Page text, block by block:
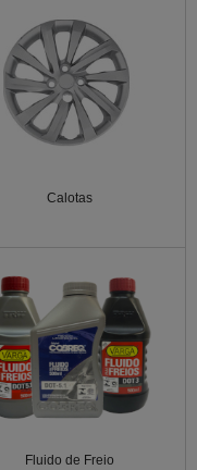
Calotas
Fluido de Freio